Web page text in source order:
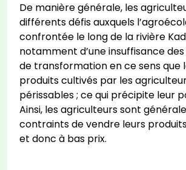
De manière générale, les
différents défis auxquels
confrontée le long de la rivière
notamment d’une insuffisance
de transformation en ce sens que
produits cultivés par les
périssables ; ce qui précipite leur
Ainsi, les agriculteurs sont
contraints de vendre leurs
et donc à bas prix.